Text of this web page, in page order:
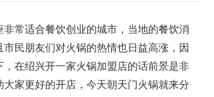
非常适合餐饮创业的城市，当地的餐饮消
市民朋友们对火锅的热情也日益高涨，因
，在绍兴开一家火锅加盟店的话前景是非
大家更好的开店，今天朝天门火锅就来分